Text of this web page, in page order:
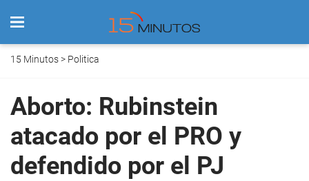
15 Minutos> Politica
Aborto: Rubinstein
atacado por­ el PRO y
defendido por el PJ­